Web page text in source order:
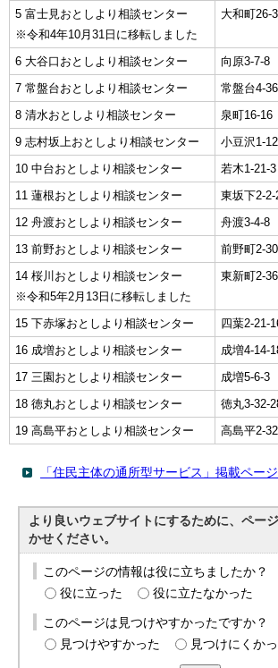
5 富士見おとしより相談センター
※令和4年10月31日に移転しました
大和町26‐3
6 大谷口おとしより相談センター 向原3-7-8
7 常盤台おとしより相談センター
常盤台4-
8 清水おとしより相談センター
泉町16-16
9 志村坂上おとしより相談センター
小豆沢1-
10 中台おとしより相談センター
若木1-21-3
11 蓮根おとしより相談センター
東坂下2-2-
12 舟渡おとしより相談センター
舟渡3-4-8
13 前野おとしより相談センター
前野町2-
14 桜川おとしより相談センター
※令和5年2月13日に移転しました
東新町2-
15 下赤塚おとしより相談センター 四葉2-21-
16 成増おとしより相談センター
成増4-14-
17 三園おとしより相談センター
成増5-6-3
18 徳丸おとしより相談センター
徳丸3-32-
19 高島平おとしより相談センター
高島平2-
「住民主体の通所型サービス」掲載ページ
より良いウェブサイトにするために、ペー
かせください。
このページの情報は役に立ちましたか？
役に立った
役に立たなかった
このページは見つけやすかったですか？
見つけやすかった
見つけにくか